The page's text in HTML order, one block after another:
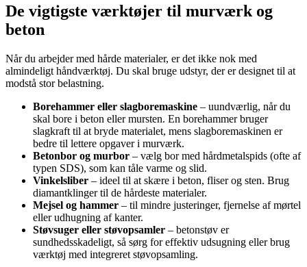
De vigtigste værktøjer til murværk og
beton
Når du arbejder med hårde materialer, er det ikke nok med
almindeligt håndværktøj. Du skal bruge udstyr, der er designet til at
modstå stor belastning.
Borehammer eller slagboremaskine – uundværlig, når du
skal bore i beton eller mursten. En borehammer bruger
slagkraft til at bryde materialet, mens slagboremaskinen er
bedre til lettere opgaver i murværk.
Betonbor og murbor – vælg bor med hårdmetalspids (ofte af
typen SDS), som kan tåle varme og slid.
Vinkelsliber – ideel til at skære i beton, fliser og sten. Brug
diamantklinger til de hårdeste materialer.
Mejsel og hammer – til mindre justeringer, fjernelse af mørtel
eller udhugning af kanter.
Støvsuger eller støvopsamler – betonstøv er
sundhedsskadeligt, så sørg for effektiv udsugning eller brug
værktøj med integreret støvopsamling.